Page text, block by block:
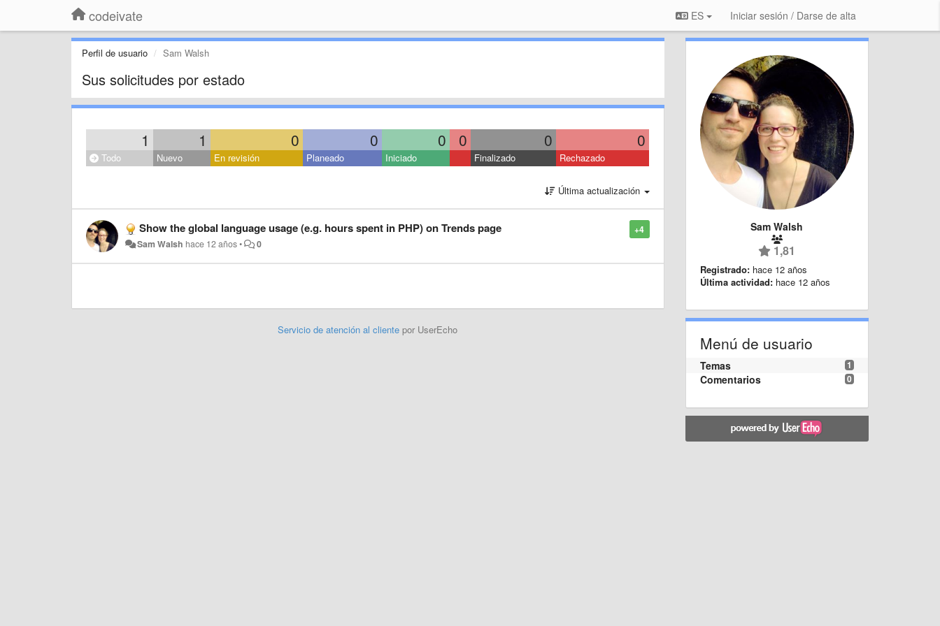
codeivate ES Iniciar sesión / Darse de alta
Perfil de usuario Sam Walsh
Sus solicitudes por estado
1 1 0 0 0 0 0 0
Todo Nuevo En revisión Planeado Iniciado Finalizado Rechazado
Última actualización
+4
Show the global language usage (e.g. hours spent in PHP) on Trends page
Sam Walsh hace 12 años• 0
Servicio de atención al clientepor UserEcho
Sam Walsh
1,81
Registrado: hace 12 años
Última actividad: hace 12 años
Menú de usuario
1
Temas
0
Comentarios